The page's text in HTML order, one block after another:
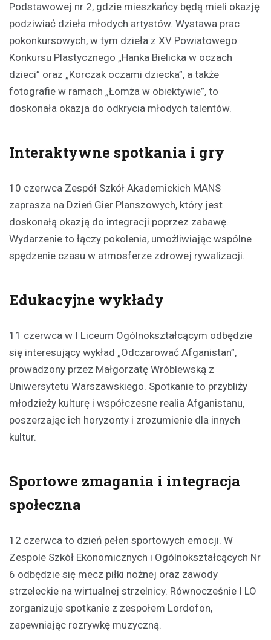
Podstawowej nr 2, gdzie mieszkańcy będą mieli okazję
podziwiać dzieła młodych artystów. Wystawa prac
pokonkursowych, w tym dzieła z XV Powiatowego
Konkursu Plastycznego „Hanka Bielicka w oczach
dzieci” oraz „Korczak oczami dziecka”, a także
fotografie w ramach „Łomża w obiektywie”, to
doskonała okazja do odkrycia młodych talentów.
Interaktywne spotkania i gry
10 czerwca Zespół Szkół Akademickich MANS
zaprasza na Dzień Gier Planszowych, który jest
doskonałą okazją do integracji poprzez zabawę.
Wydarzenie to łączy pokolenia, umożliwiając wspólne
spędzenie czasu w atmosferze zdrowej rywalizacji.
Edukacyjne wykłady
11 czerwca w I Liceum Ogólnokształcącym odbędzie
się interesujący wykład „Odczarować Afganistan”,
prowadzony przez Małgorzatę Wróblewską z
Uniwersytetu Warszawskiego. Spotkanie to przybliży
młodzieży kulturę i współczesne realia Afganistanu,
poszerzając ich horyzonty i zrozumienie dla innych
kultur.
Sportowe zmagania i integracja
społeczna
12 czerwca to dzień pełen sportowych emocji. W
Zespole Szkół Ekonomicznych i Ogólnokształcących Nr
6 odbędzie się mecz piłki nożnej oraz zawody
strzeleckie na wirtualnej strzelnicy. Równocześnie I LO
zorganizuje spotkanie z zespołem Lordofon,
zapewniając rozrywkę muzyczną.